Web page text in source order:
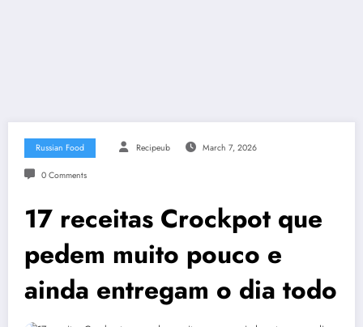
Russian Food Recipeub March 7, 2026
0 Comments
17 receitas Crockpot que
pedem muito pouco e
ainda entregam o dia todo